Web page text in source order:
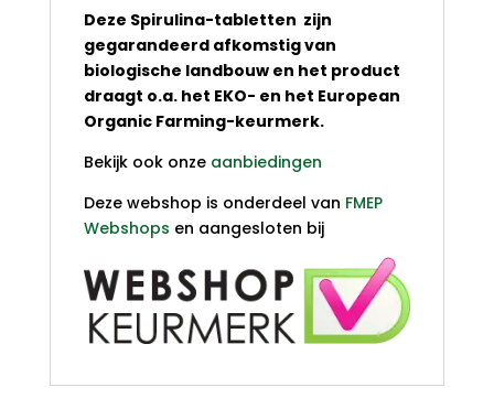
Deze Spirulina-tabletten zijn
gegarandeerd afkomstig van
biologische landbouw en het product
draagt o.a. het EKO- en het European
Organic Farming-keurmerk.
Bekijk ook onze aanbiedingen
Deze webshop is onderdeel van FMEP
Webshops en aangesloten bij